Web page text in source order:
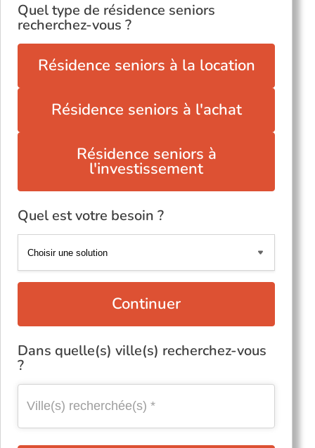
Quel type de résidence seniors
recherchez-vous ?
Résidence seniors à la location
Résidence seniors à l'achat
Résidence seniors à
l'investissement
Quel est votre besoin ?
Continuer
Dans quelle(s) ville(s) recherchez-vous
?